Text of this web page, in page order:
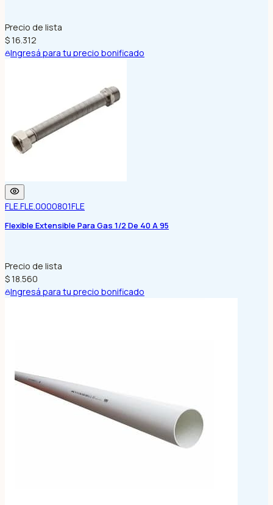
Precio de lista
$ 16.312
Ingresá para tu precio bonificado
FLE.FLE.0000801FLE
Flexible Extensible Para Gas 1/2 De 40 A 95
Precio de lista
$ 18.560
Ingresá para tu precio bonificado